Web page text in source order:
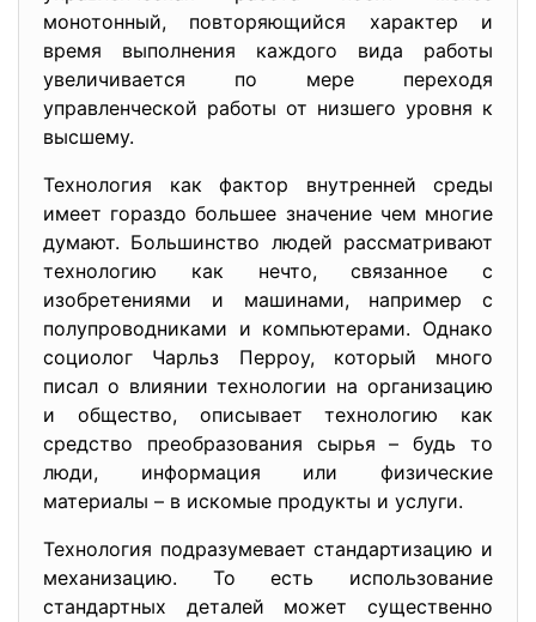
монотонный, повторяющийся характер и
время выполнения каждого вида работы
увеличивается по мере переходя
управленческой работы от низшего уровня к
высшему.
Технология как фактор внутренней среды
имеет гораздо большее значение чем многие
думают. Большинство людей рассматривают
технологию как нечто, связанное с
изобретениями и машинами, например с
полупроводниками и компьютерами. Однако
социолог Чарльз Перроу, который много
писал о влиянии технологии на организацию
и общество, описывает технологию как
средство преобразования сырья – будь то
люди, информация или физические
материалы – в искомые продукты и услуги.
Технология подразумевает стандартизацию и
механизацию. То есть использование
стандартных деталей может существенно